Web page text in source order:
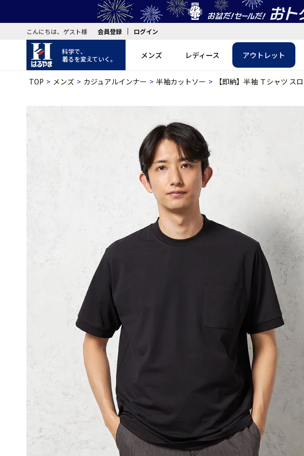
こんにちは、ゲスト様 会員登録 ログイン
科学で、
着るを変えていく。
メンズ レディース アウトレット
TOP メンズ カジュアルインナー 半袖カットソー 【即納】半袖 Ｔシャツ ス